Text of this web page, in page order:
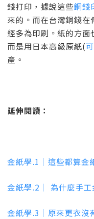
錢打印，據說這些銅錢
來的。而在台灣銅錢
經多為印刷。紙的方面
而是用日本高級原紙(
產。
延伸閱讀：
金紙學.1｜這些都算金
金紙學.2｜ 為什麼手
金紙學.3｜原來更衣沒